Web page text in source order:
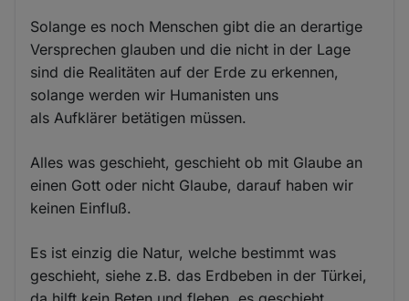
Solange es noch Menschen gibt die an derartige
Versprechen glauben und die nicht in der Lage
sind die Realitäten auf der Erde zu erkennen,
solange werden wir Humanisten uns
als Aufklärer betätigen müssen.
Alles was geschieht, geschieht ob mit Glaube an
einen Gott oder nicht Glaube, darauf haben wir
keinen Einfluß.
Es ist einzig die Natur, welche bestimmt was
geschieht, siehe z.B. das Erdbeben in der Türkei,